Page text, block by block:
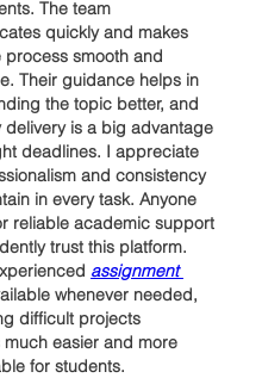
The team
quickly and makes
process smooth and
Their guidance helps in
the topic better, and
delivery is a big advantage
deadlines. I appreciate
and consistency
in every task. Anyone
reliable academic support
trust this platform.
assignment
whenever needed,
difficult projects
easier and more
for students.